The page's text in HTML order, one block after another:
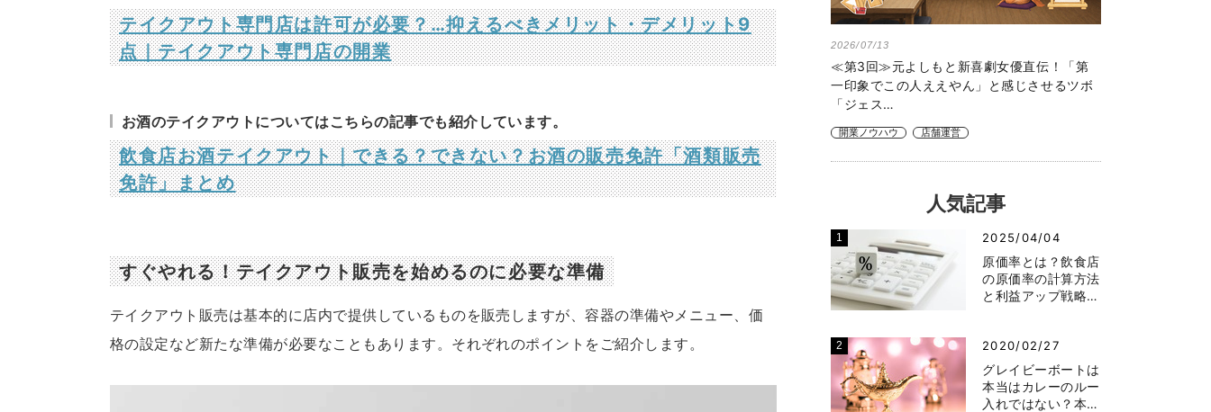
テイクアウト専門店は許可が必要？…抑えるべきメリット・デメリット9
点｜テイクアウト専門店の開業
お酒のテイクアウトについてはこちらの記事でも紹介しています。
飲食店お酒テイクアウト｜できる？できない？お酒の販売免許「酒類販売
免許」まとめ
すぐやれる！テイクアウト販売を始めるのに必要な準備
テイクアウト販売は基本的に店内で提供しているものを販売しますが、容器の準備やメニュー、価
格の設定など新たな準備が必要なこともあります。それぞれのポイントをご紹介します。
2026/07/13
≪第3回≫元よしもと新喜劇女優直伝！「第
一印象でこの人ええやん」と感じさせるツボ
「ジェス…
開業ノウハウ 店舗運営
人気記事
2025/04/04
原価率とは？飲食店
の原価率の計算方法
と利益アップ戦略…
2020/02/27
グレイビーボートは
本当はカレーのルー
入れではない？本…